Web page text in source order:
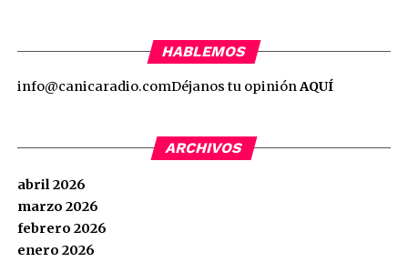
HABLEMOS
info@canicaradio.comDéjanos tu opiniónAQUÍ
ARCHIVOS
abril 2026
marzo 2026
febrero 2026
enero 2026